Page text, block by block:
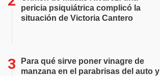
pericia psiquiátrica complicó la
situación de Victoria Cantero
Para qué sirve poner vinagre de
manzana en el parabrisas del auto y